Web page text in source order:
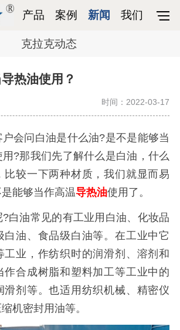
产品 案例 新闻 我们
克拉克动态
热油使用？
时间：2022-03-17
会问白油是什么油?是不是能够当
?那我们先了解什么是白油，什么
比较一下两种材质，我们就显而易
能够当作高温导热油使用了。
白油常见的有工业用白油、化妆品
白油、食品级白油等。在工业中它
工业，作纺织时的润滑剂、溶剂和
作合成树脂和塑料加工等工业中的
滑剂等。也适用纺织机械、精密仪
机密封用油等。